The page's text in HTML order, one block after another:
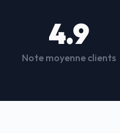
4.9
Note moyenne clients